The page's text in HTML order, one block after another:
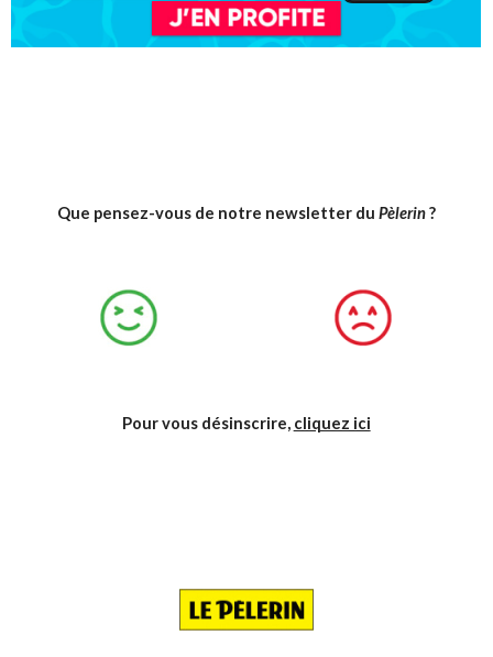
Que pensez-vous de notre newsletter du Pèlerin?
Pour vous désinscrire, cliquez ici